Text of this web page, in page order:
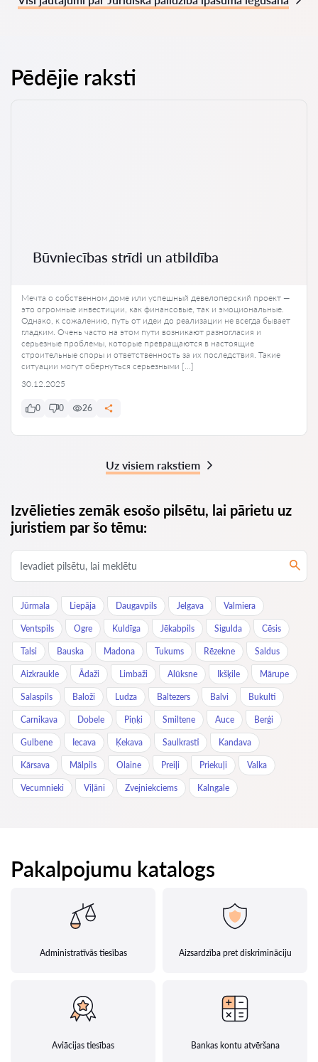
Pēdējie raksti
Būvniecības strīdi un atbildība
Мечта о собственном доме или успешный девелоперский проект —
это огромные инвестиции, как финансовые, так и эмоциональные.
Однако, к сожалению, путь от идеи до реализации не всегда бывает
гладким. Очень часто на этом пути возникают разногласия и
серьезные проблемы, которые превращаются в настоящие
строительные споры и ответственность за их последствия. Такие
ситуации могут обернуться серьезными […]
30.12.2025
0 0 26
Uz visiem rakstiem
Izvēlieties zemāk esošo pilsētu, lai pārietu uz
juristiem par šo tēmu:
Jūrmala Liepāja Daugavpils Jelgava Valmiera
Ventspils Ogre Kuldīga Jēkabpils Sigulda Cēsis
Talsi Bauska Madona Tukums Rēzekne Saldus
Aizkraukle Ādaži Limbaži Alūksne Ikšķile Mārupe
Salaspils Baloži Ludza Baltezers Balvi Bukulti
Carnikava Dobele Piņķi Smiltene Auce Berģi
Gulbene Iecava Ķekava Saulkrasti Kandava
Kārsava Mālpils Olaine Preiļi Priekuļi Valka
Vecumnieki Viļāni Zvejniekciems Kalngale
Pakalpojumu katalogs
Administratīvās tiesības Aizsardzība pret diskrimināciju
Aviācijas tiesības Bankas kontu atvēršana